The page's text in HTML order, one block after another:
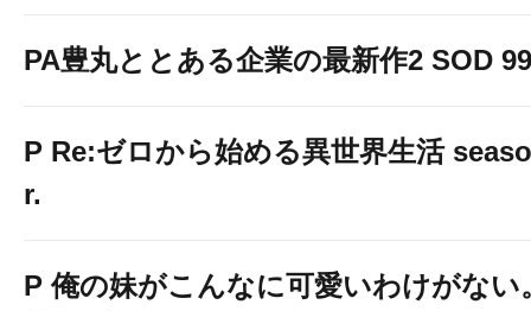
PA豊丸ととある企業の最新作2 SOD
P Re:ゼロから始める異世界生活
r.
P 俺の妹がこんなに可愛いわけがない